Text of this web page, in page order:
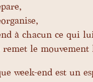
à chacun ce qui
remet le
week-end est un